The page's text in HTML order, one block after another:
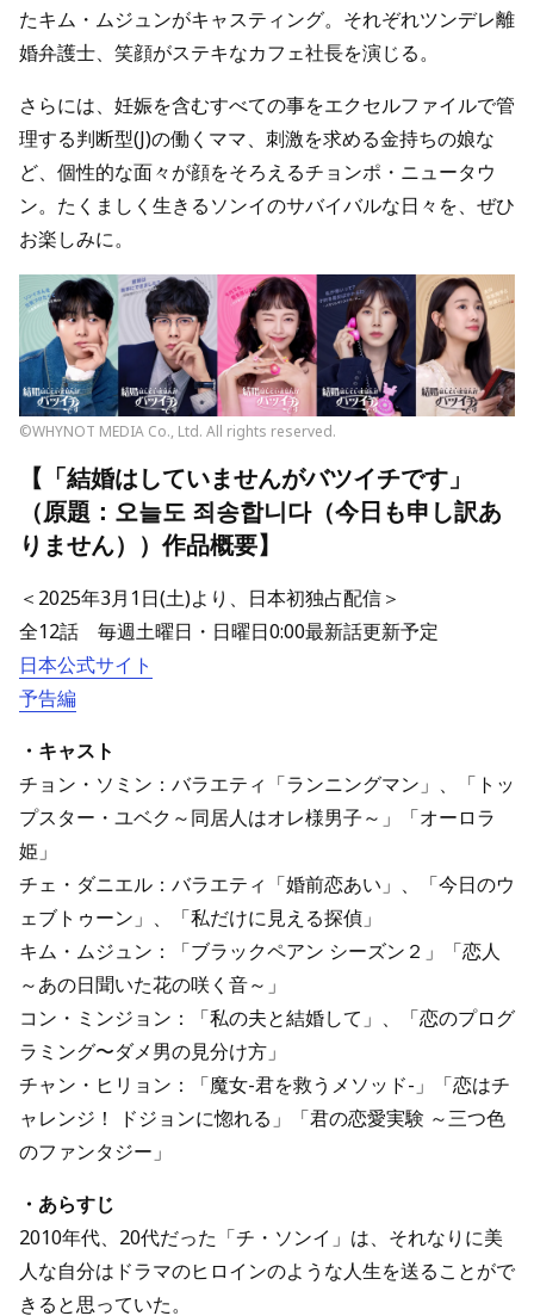
たキム・ムジュンがキャスティング。それぞれツンデレ離
婚弁護士、笑顔がステキなカフェ社長を演じる。
さらには、妊娠を含むすべての事をエクセルファイルで管
理する判断型(J)の働くママ、刺激を求める金持ちの娘な
ど、個性的な面々が顔をそろえるチョンポ・ニュータウ
ン。たくましく生きるソンイのサバイバルな日々を、ぜひ
お楽しみに。
©WHYNOT MEDIA Co., Ltd. All rights reserved.
【「結婚はしていませんがバツイチです」
（原題：오늘도 죄송합니다（今日も申し訳あ
りません））作品概要】
＜2025年3月1日(土)より、日本初独占配信＞
全12話 毎週土曜日・日曜日0:00最新話更新予定
日本公式サイト
予告編
・キャスト
チョン・ソミン：バラエティ「ランニングマン」、「トッ
プスター・ユベク～同居人はオレ様男子～」「オーロラ
姫」
チェ・ダニエル：バラエティ「婚前恋あい」、「今日のウ
ェブトゥーン」、「私だけに見える探偵」
キム・ムジュン：「ブラックペアン シーズン２」「恋人
～あの日聞いた花の咲く音～」
コン・ミンジョン：「私の夫と結婚して」、「恋のプログ
ラミング〜ダメ男の見分け方」
チャン・ヒリョン：「魔女-君を救うメソッド-」「恋はチ
ャレンジ！ ドジョンに惚れる」「君の恋愛実験 ～三つ色
のファンタジー」
・あらすじ
2010年代、20代だった「チ・ソンイ」は、それなりに美
人な自分はドラマのヒロインのような人生を送ることがで
きると思っていた。